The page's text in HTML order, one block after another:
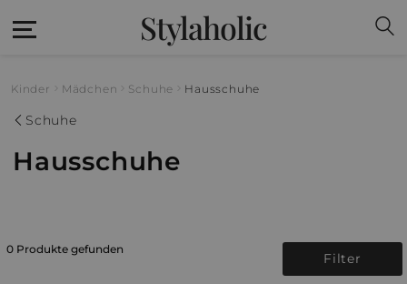
Stylaholic
Kinder Mädchen Schuhe Hausschuhe
Schuhe
Hausschuhe
0 Produkte gefunden
Filter